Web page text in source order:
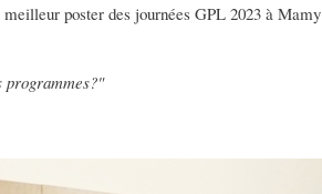
poster des journées GPL 2023 à Mamy
programmes?"